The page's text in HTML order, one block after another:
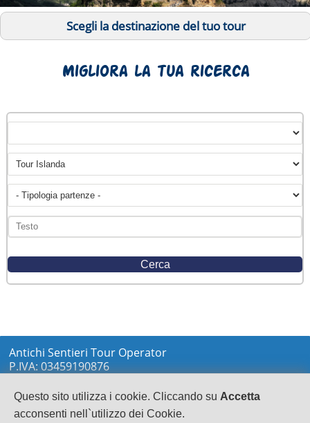
Questo sito utilizza i cookie. Cliccando su Accetta
acconsenti nell`utilizzo dei Cookie.
Scegli la destinazione del tuo tour
Migliora la tua ricerca
Antichi Sentieri Tour Operator
P.IVA: 03459190876
LOCRI
0964233148